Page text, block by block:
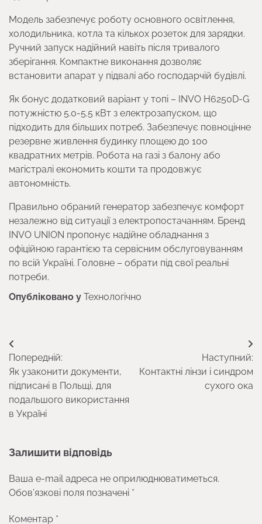
Модель забезпечує роботу основного освітлення,
холодильника, котла та кількох розеток для зарядки.
Ручний запуск надійний навіть після тривалого
зберігання. Компактне виконання дозволяє
встановити апарат у підвалі або господарчій будівлі.
Як бонус додатковий варіант у топі – INVO H6250D-G
потужністю 5.0-5.5 кВт з електрозапуском, що
підходить для більших потреб. Забезпечує повноцінне
резервне живлення будинку площею до 100
квадратних метрів. Робота на газі з балону або
магістралі економить кошти та продовжує
автономність.
Правильно обраний генератор забезпечує комфорт
незалежно від ситуації з електропостачанням. Бренд
INVO UNION пропонує надійне обладнання з
офіційною гарантією та сервісним обслуговуванням
по всій Україні. Головне – обрати під свої реальні
потреби.
Опубліковано у Технологічно
Навігація
записів
Попередній:
Як узаконити документи,
підписані в Польщі, для
подальшого використання
в Україні
Наступний:
Контактні лінзи і синдром
сухого ока
Залишити відповідь
Ваша e-mail адреса не оприлюднюватиметься.
Обов’язкові поля позначені *
Коментар *